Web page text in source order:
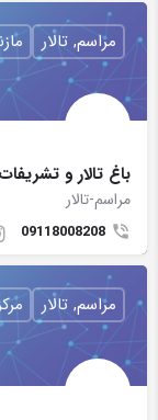
باغ تالار و
مراسم-تالار
09118008208
مراسم, تالار
مراسم, تالار